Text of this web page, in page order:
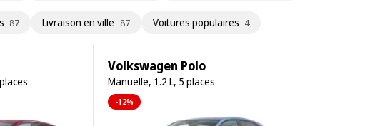
87 Livraison en ville 87 Voitures populaires 4
Volkswagen Polo
Manuelle, 1.2 L, 5 places
-12%